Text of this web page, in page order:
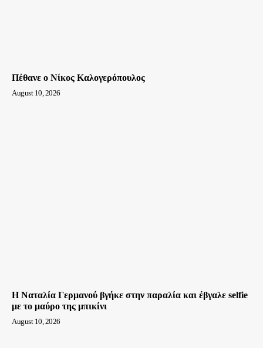
Πέθανε ο Νίκος Καλογερόπουλος
August 10, 2026
Η Ναταλία Γερμανού βγήκε στην παραλία και έβγαλε selfie
με το μαύρο της μπικίνι
August 10, 2026